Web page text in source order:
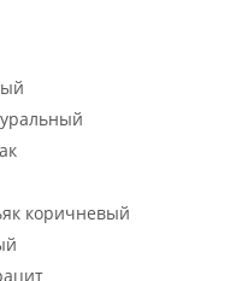
коричневый